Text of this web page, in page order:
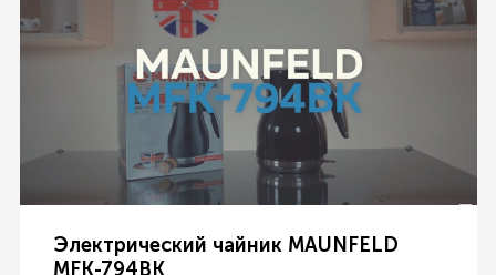
Электрический чайник MAUNFELD
MFK-794BK